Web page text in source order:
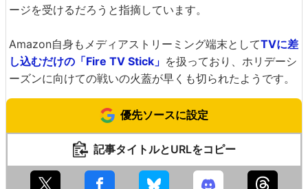
ージを受けるだろうと指摘しています。
Amazon自身もメディアストリーミング端末としてTVに差
し込むだけの「Fire TV Stick」 を扱っており、ホリデーシ
ーズンに向けての戦いの火蓋が早くも切られたようです。
優先ソースに設定
記事タイトルとURLをコピー